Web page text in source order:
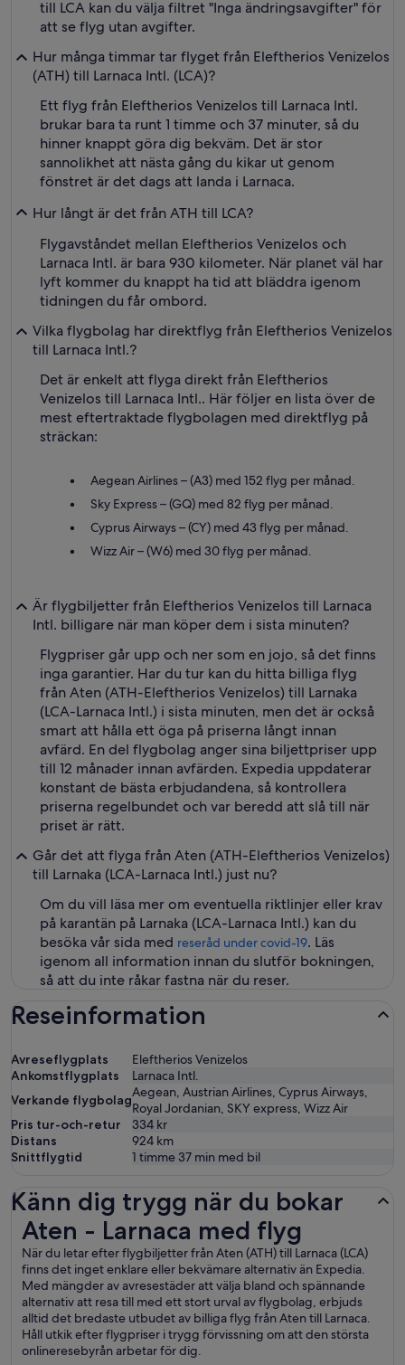
till LCA kan du välja filtret "Inga ändringsavgifter" för
att se flyg utan avgifter.
Hur många timmar tar flyget från Eleftherios Venizelos
(ATH) till Larnaca Intl. (LCA)?
Ett flyg från Eleftherios Venizelos till Larnaca Intl.
brukar bara ta runt 1 timme och 37 minuter, så du
hinner knappt göra dig bekväm. Det är stor
sannolikhet att nästa gång du kikar ut genom
fönstret är det dags att landa i Larnaca.
Hur långt är det från ATH till LCA?
Flygavståndet mellan Eleftherios Venizelos och
Larnaca Intl. är bara 930 kilometer. När planet väl har
lyft kommer du knappt ha tid att bläddra igenom
tidningen du får ombord.
Vilka flygbolag har direktflyg från Eleftherios Venizelos
till Larnaca Intl.?
Det är enkelt att flyga direkt från Eleftherios
Venizelos till Larnaca Intl.. Här följer en lista över de
mest eftertraktade flygbolagen med direktflyg på
sträckan:
Aegean Airlines – (A3) med 152 flyg per månad.
Sky Express – (GQ) med 82 flyg per månad.
Cyprus Airways – (CY) med 43 flyg per månad.
Wizz Air – (W6) med 30 flyg per månad.
Är flygbiljetter från Eleftherios Venizelos till Larnaca
Intl. billigare när man köper dem i sista minuten?
Flygpriser går upp och ner som en jojo, så det finns
inga garantier. Har du tur kan du hitta billiga flyg
från Aten (ATH-Eleftherios Venizelos) till Larnaka
(LCA-Larnaca Intl.) i sista minuten, men det är också
smart att hålla ett öga på priserna långt innan
avfärd. En del flygbolag anger sina biljettpriser upp
till 12 månader innan avfärden. Expedia uppdaterar
konstant de bästa erbjudandena, så kontrollera
priserna regelbundet och var beredd att slå till när
priset är rätt.
Går det att flyga från Aten (ATH-Eleftherios Venizelos)
till Larnaka (LCA-Larnaca Intl.) just nu?
Om du vill läsa mer om eventuella riktlinjer eller krav
på karantän på Larnaka (LCA-Larnaca Intl.) kan du
besöka vår sida med reseråd under covid-19. Läs
igenom all information innan du slutför bokningen,
så att du inte råkar fastna när du reser.
Reseinformation
Avreseflygplats
Eleftherios Venizelos
Ankomstflygplats
Larnaca Intl.
Verkande flygbolagAegean, Austrian Airlines, Cyprus Airways,
Royal Jordanian, SKY express, Wizz Air
Pris tur-och-retur
334 kr
Distans
924 km
Snittflygtid
1 timme 37 min med bil
Känn dig trygg när du bokar
Aten - Larnaca med flyg
När du letar efter flygbiljetter från Aten (ATH) till Larnaca (LCA)
finns det inget enklare eller bekvämare alternativ än Expedia.
Med mängder av avresestäder att välja bland och spännande
alternativ att resa till med ett stort urval av flygbolag, erbjuds
alltid det bredaste utbudet av billiga flyg från Aten till Larnaca.
Håll utkik efter flygpriser i trygg förvissning om att den största
onlineresebyrån arbetar för dig.
Aten - Larnaca med flyg